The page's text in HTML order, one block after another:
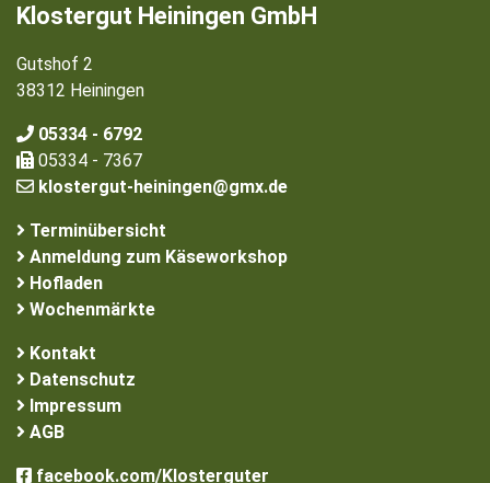
Klostergut Heiningen GmbH
Gutshof 2
38312 Heiningen
05334 - 6792
05334 - 7367
klostergut-heiningen@gmx.de
Terminübersicht
Anmeldung zum Käseworkshop
Hofladen
Wochenmärkte
Kontakt
Datenschutz
Impressum
AGB
facebook.com/Klosterguter